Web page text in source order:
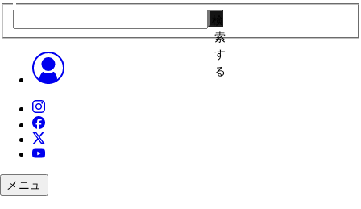
索
す
る
メニュ